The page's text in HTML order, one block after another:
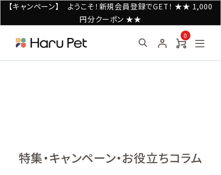
【重要】弊社を騙る偽SNSアカウント（TiktokやLINEなど）
にご注意ください
0
特集・キャンペーン・お役立ちコラム